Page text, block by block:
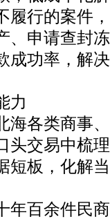
履行的案件
、申请查封
成功率，解
力
海各类商事
头交易中梳
短板，化解
年百余件民